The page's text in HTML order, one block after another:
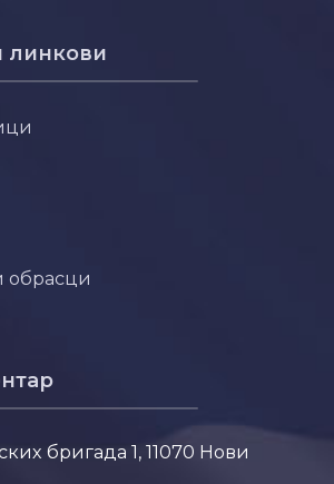
линкови
обрасци
бригада 1, 11070 Нови